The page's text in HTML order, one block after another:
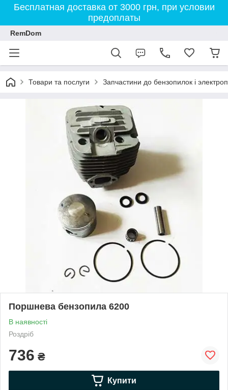
Бесплатная доставка от 3000 грн, при условии
предоплаты
RemDom
Товари та послуги Запчастини до бензопилок і
Поршнева бензопила 6200
В наявності
Роздріб
736 ₴
Купити